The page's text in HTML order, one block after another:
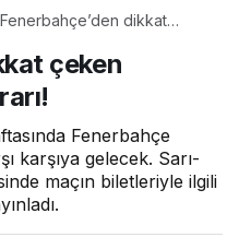
Fenerbahçe’den dikkat
kararı! çeken
Fenerbahçe
karşıya gelecek. Sarı-
maçın biletleriyle ilgili